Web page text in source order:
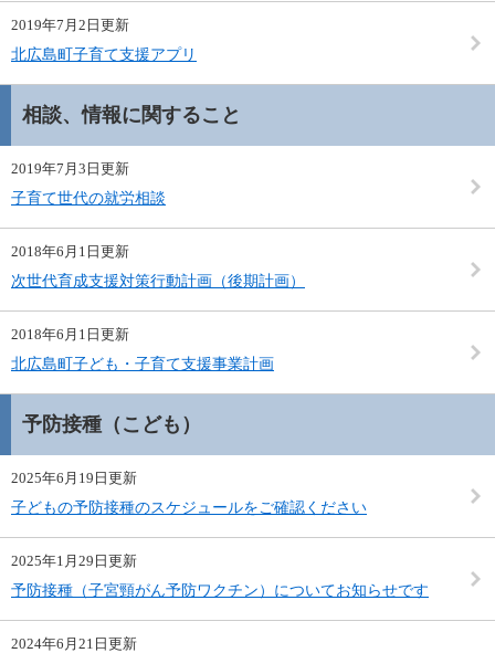
2019年7月2日更新
北広島町子育て支援アプリ
相談、情報に関すること
2019年7月3日更新
子育て世代の就労相談
2018年6月1日更新
次世代育成支援対策行動計画（後期計画）
2018年6月1日更新
北広島町子ども・子育て支援事業計画
予防接種（こども）
2025年6月19日更新
子どもの予防接種のスケジュールをご確認ください
2025年1月29日更新
予防接種（子宮頸がん予防ワクチン）についてお知らせです
2024年6月21日更新